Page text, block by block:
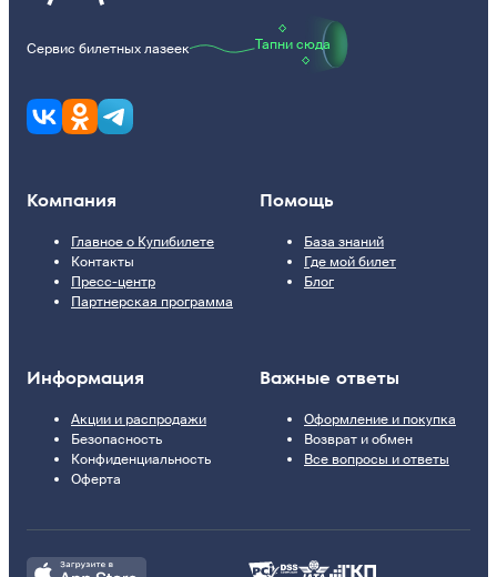
Сервис билетных лазеек Тапни сюда
Компания
Главное о Купибилете
Контакты
Пресс-центр
Партнерская программа
Помощь
База знаний
Где мой билет
Блог
Информация
Акции и распродажи
Безопасность
Конфиденциальность
Оферта
Важные ответы
Оформление и покупка
Возврат и обмен
Все вопросы и ответы